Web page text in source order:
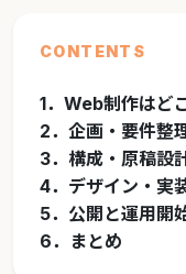
CONTENTS
1．Web制作はど
2．企画・要件整
3．構成・原稿設
4．デザイン・実
5．公開と運用開
6．まとめ